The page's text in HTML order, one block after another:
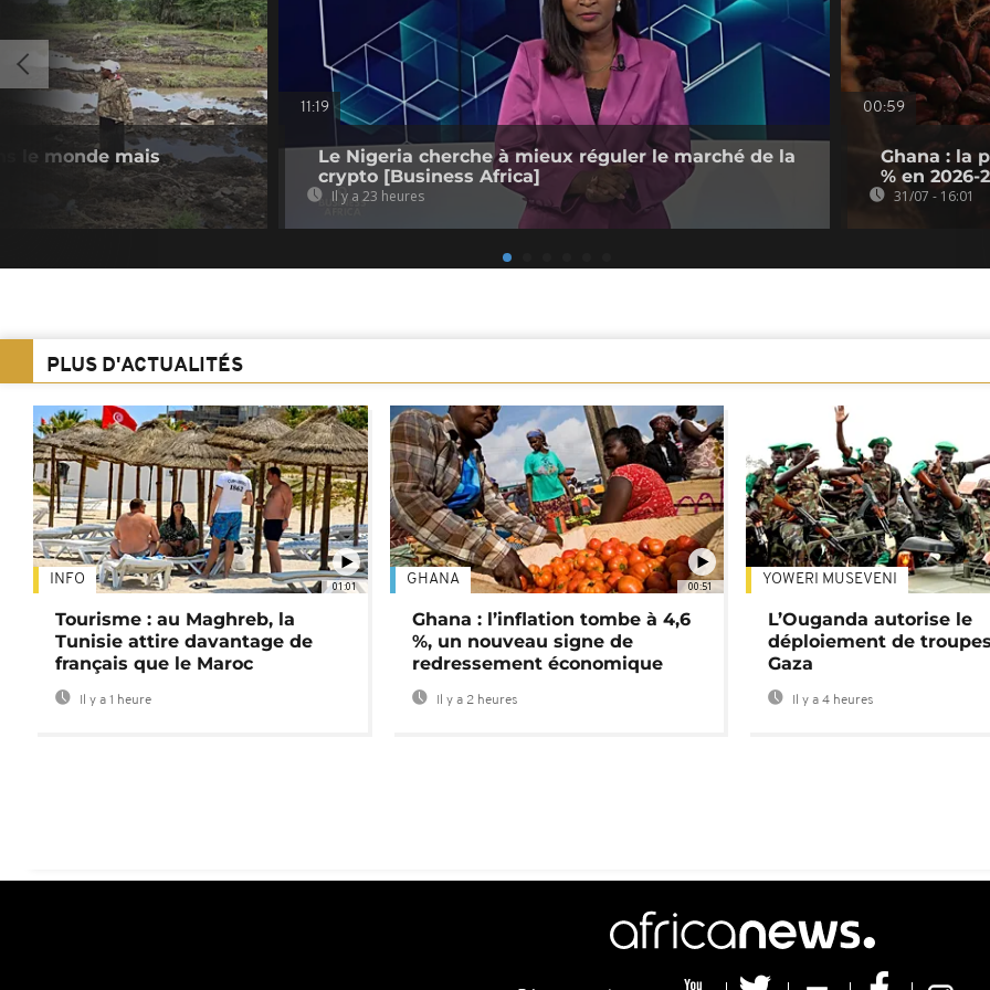
le monde mais
11:19
Le Nigeria cherche à mieux réguler le marché de la
crypto [Business Africa]
Il y a 23 heures
00:59
Ghana : la
% en 2026-
31/07 - 16:01
PLUS D'ACTUALITÉS
01:01
INFO
Tourisme : au Maghreb, la
Tunisie attire davantage de
français que le Maroc
Il y a 1 heure
00:51
GHANA
Ghana : l’inflation tombe à 4,6
%, un nouveau signe de
redressement économique
Il y a 2 heures
YOWERI MUSEVENI
L’Ouganda autorise le
déploiement de
Gaza
Il y a 4 heures